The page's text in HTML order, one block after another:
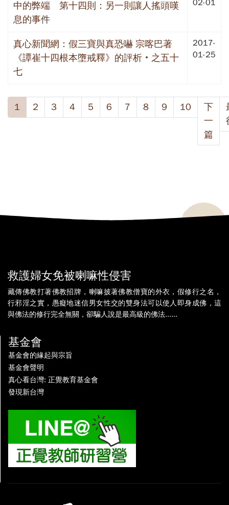
中的弊端 第十四則：另一則讓人搖頭嘆
息的事件
02-01
真心新聞網：假三寶與真恐嚇 宗喀巴著
《譚崔十四根本墮戒釋》的評析‧之五十
七
2017-
01-25
1 2 3 4 5 6 7 8 9 10
下
一
篇
救護婦女免被喇嘛性侵害
藏傳佛教打著佛教招牌，喇嘛披著佛教僧寶的外衣，假修行之名，
行邪淫之實，愚癡地迷信男女性交的雙身法可以使人即身成佛，這
與佛法的修行完全無關，卻騙人說是最高級的佛法......
基金會
基金會的緣起與宗旨
基金會聲明
真心看台灣: 正覺教育基金會
發現新台灣